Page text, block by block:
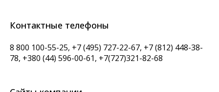
Контактные телефоны
8 800 100-55-25, +7 (495) 727-22-67, +7 (812) 448-38-
78, +380 (44) 596-00-61, +7(727)321-82-68